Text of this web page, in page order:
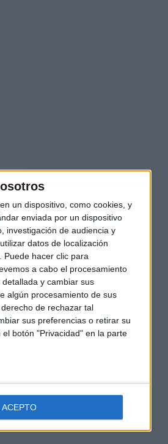
un dispositivo, como cookies, y
enviada por un dispositivo
investigación de audiencia y
datos de localización
Puede hacer clic para
a cabo el procesamiento
y cambiar sus
algún procesamiento de sus
de rechazar tal
sus preferencias o retirar su
botón "Privacidad" en la parte
ACEPTO